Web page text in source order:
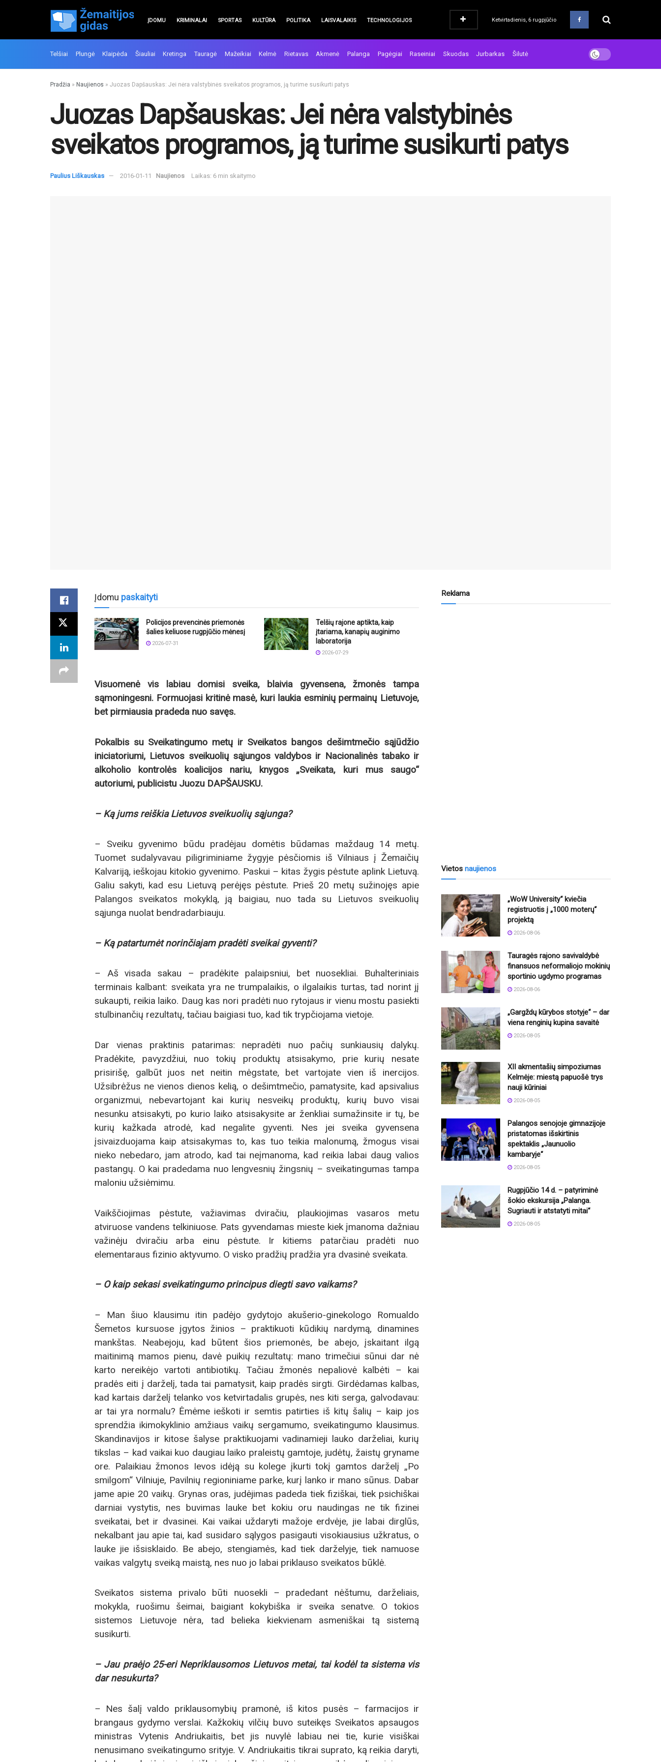
ĮDOMU KRIMINALAI SPORTAS KULTŪRA POLITIKA LAISVALAIKIS TECHNOLOGIJOS Ketvirtadienis, 6 rugpjūčio
Telšiai Plungė Klaipėda Šiauliai Kretinga Tauragė Mažeikiai Kelmė Rietavas Akmenė Palanga Pagėgiai Raseiniai Skuodas Jurbarkas Šilutė
Pradžia » Naujienos » Juozas Dapšauskas: Jei nėra valstybinės sveikatos programos, ją turime susikurti patys
Juozas Dapšauskas: Jei nėra valstybinės
sveikatos programos, ją turime susikurti patys
Paulius Liškauskas 2016-01-11 Naujienos Laikas: 6 min skaitymo
Įdomu paskaityti
Policijos prevencinės priemonės
šalies keliuose rugpjūčio mėnesį
2026-07-31
Telšių rajone aptikta, kaip
įtariama, kanapių auginimo
laboratorija
2026-07-29
Visuomenė vis labiau domisi sveika, blaivia gyvensena, žmonės tampa
sąmoningesni. Formuojasi kritinė masė, kuri laukia esminių permainų Lietuvoje,
bet pirmiausia pradeda nuo savęs.
Pokalbis su Sveikatingumo metų ir Sveikatos bangos dešimtmečio sąjūdžio
iniciatoriumi, Lietuvos sveikuolių sąjungos valdybos ir Nacionalinės tabako ir
alkoholio kontrolės koalicijos nariu, knygos „Sveikata, kuri mus saugo“
autoriumi, publicistu Juozu DAPŠAUSKU.
– Ką jums reiškia Lietuvos sveikuolių sąjunga?
– Sveiku gyvenimo būdu pradėjau domėtis būdamas maždaug 14 metų.
Tuomet sudalyvavau piligriminiame žygyje pėsčiomis iš Vilniaus į Žemaičių
Kalvariją, ieškojau kitokio gyvenimo. Paskui – kitas žygis pėstute aplink Lietuvą.
Galiu sakyti, kad esu Lietuvą perėjęs pėstute. Prieš 20 metų sužinojęs apie
Palangos sveikatos mokyklą, ją baigiau, nuo tada su Lietuvos sveikuolių
sąjunga nuolat bendradarbiauju.
– Ką patartumėt norinčiajam pradėti sveikai gyventi?
– Aš visada sakau – pradėkite palaipsniui, bet nuosekliai. Buhalteriniais
terminais kalbant: sveikata yra ne trumpalaikis, o ilgalaikis turtas, tad norint jį
sukaupti, reikia laiko. Daug kas nori pradėti nuo rytojaus ir vienu mostu pasiekti
stulbinančių rezultatų, tačiau baigiasi tuo, kad tik trypčiojama vietoje.
Dar vienas praktinis patarimas: nepradėti nuo pačių sunkiausių dalykų.
Pradėkite, pavyzdžiui, nuo tokių produktų atsisakymo, prie kurių nesate
prisirišę, galbūt juos net neitin mėgstate, bet vartojate vien iš inercijos.
Užsibrėžus ne vienos dienos kelią, o dešimtmečio, pamatysite, kad apsivalius
organizmui, nebevartojant kai kurių nesveikų produktų, kurių buvo visai
nesunku atsisakyti, po kurio laiko atsisakysite ar ženkliai sumažinsite ir tų, be
kurių kažkada atrodė, kad negalite gyventi. Nes jei sveika gyvensena
įsivaizduojama kaip atsisakymas to, kas tuo teikia malonumą, žmogus visai
nieko nebedaro, jam atrodo, kad tai neįmanoma, kad reikia labai daug valios
pastangų. O kai pradedama nuo lengvesnių žingsnių – sveikatingumas tampa
maloniu užsiėmimu.
Vaikščiojimas pėstute, važiavimas dviračiu, plaukiojimas vasaros metu
atviruose vandens telkiniuose. Pats gyvendamas mieste kiek įmanoma dažniau
važinėju dviračiu arba einu pėstute. Ir kitiems patarčiau pradėti nuo
elementaraus fizinio aktyvumo. O visko pradžių pradžia yra dvasinė sveikata.
– O kaip sekasi sveikatingumo principus diegti savo vaikams?
– Man šiuo klausimu itin padėjo gydytojo akušerio-ginekologo Romualdo
Šemetos kursuose įgytos žinios – praktikuoti kūdikių nardymą, dinamines
mankštas. Neabejoju, kad būtent šios priemonės, be abejo, įskaitant ilgą
maitinimą mamos pienu, davė puikių rezultatų: mano trimečiui sūnui dar nė
karto nereikėjo vartoti antibiotikų. Tačiau žmonės nepaliovė kalbėti – kai
pradės eiti į darželį, tada tai pamatysit, kaip pradės sirgti. Girdėdamas kalbas,
kad kartais darželį telanko vos ketvirtadalis grupės, nes kiti serga, galvodavau:
ar tai yra normalu? Ėmėme ieškoti ir semtis patirties iš kitų šalių – kaip jos
sprendžia ikimokyklinio amžiaus vaikų sergamumo, sveikatingumo klausimus.
Skandinavijos ir kitose šalyse praktikuojami vadinamieji lauko darželiai, kurių
tikslas – kad vaikai kuo daugiau laiko praleistų gamtoje, judėtų, žaistų gryname
ore. Palaikiau žmonos Ievos idėją su kolege įkurti tokį gamtos darželį „Po
smilgom“ Vilniuje, Pavilnių regioniniame parke, kurį lanko ir mano sūnus. Dabar
jame apie 20 vaikų. Grynas oras, judėjimas padeda tiek fiziškai, tiek psichiškai
darniai vystytis, nes buvimas lauke bet kokiu oru naudingas ne tik fizinei
sveikatai, bet ir dvasinei. Kai vaikai uždaryti mažoje erdvėje, jie labai dirglūs,
nekalbant jau apie tai, kad susidaro sąlygos pasigauti visokiausius užkratus, o
lauke jie išsisklaido. Be abejo, stengiamės, kad tiek darželyje, tiek namuose
vaikas valgytų sveiką maistą, nes nuo jo labai priklauso sveikatos būklė.
Sveikatos sistema privalo būti nuosekli – pradedant nėštumu, darželiais,
mokykla, ruošimu šeimai, baigiant kokybiška ir sveika senatve. O tokios
sistemos Lietuvoje nėra, tad belieka kiekvienam asmeniškai tą sistemą
susikurti.
– Jau praėjo 25-eri Nepriklausomos Lietuvos metai, tai kodėl ta sistema vis
dar nesukurta?
– Nes šalį valdo priklausomybių pramonė, iš kitos pusės – farmacijos ir
brangaus gydymo verslai. Kažkokių vilčių buvo suteikęs Sveikatos apsaugos
ministras Vytenis Andriukaitis, bet jis nuvylė labiau nei tie, kurie visiškai
nenusimano sveikatingumo srityje. V. Andriukaitis tikrai suprato, ką reikia daryti,
Reklama
Vietos naujienos
„WoW University“ kviečia
registruotis į „1000 moterų“
projektą
2026-08-06
Tauragės rajono savivaldybė
finansuos neformaliojo mokinių
sportinio ugdymo programas
2026-08-06
„Gargždų kūrybos stotyje“ – dar
viena renginių kupina savaitė
2026-08-05
XII akmentašių simpoziumas
Kelmėje: miestą papuošė trys
nauji kūriniai
2026-08-05
Palangos senojoje gimnazijoje
pristatomas išskirtinis
spektaklis „Jaunuolio
kambaryje“
2026-08-05
Rugpjūčio 14 d. – patyriminė
šokio ekskursija „Palanga.
Sugriauti ir atstatyti mitai“
2026-08-05